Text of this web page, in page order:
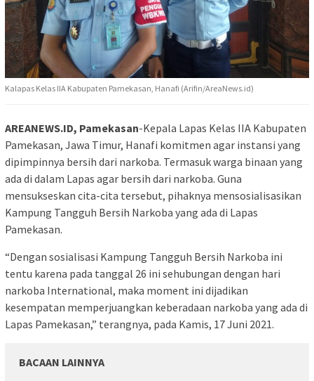
Kalapas Kelas IIA Kabupaten Pamekasan, Hanafi (Arifin/AreaNews.id)
AREANEWS.ID, Pamekasan-Kepala Lapas Kelas IIA Kabupaten
Pamekasan, Jawa Timur, Hanafi komitmen agar instansi yang
dipimpinnya bersih dari narkoba. Termasuk warga binaan yang
ada di dalam Lapas agar bersih dari narkoba. Guna
mensukseskan cita-cita tersebut, pihaknya mensosialisasikan
Kampung Tangguh Bersih Narkoba yang ada di Lapas
Pamekasan.
“Dengan sosialisasi Kampung Tangguh Bersih Narkoba ini
tentu karena pada tanggal 26 ini sehubungan dengan hari
narkoba International, maka moment ini dijadikan
kesempatan memperjuangkan keberadaan narkoba yang ada di
Lapas Pamekasan,” terangnya, pada Kamis, 17 Juni 2021.
BACAAN LAINNYA